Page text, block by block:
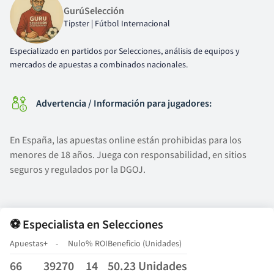
GurúSelección
Tipster | Fútbol Internacional
Especializado en partidos por Selecciones, análisis de equipos y
mercados de apuestas a combinados nacionales.
Advertencia / Información para jugadores:
En España, las apuestas online están prohibidas para los
menores de 18 años. Juega con responsabilidad, en sitios
seguros y regulados por la DGOJ.
⚽ Especialista en Selecciones
Apuestas
66
+
39
-
27
Nulo
0
% ROI
14
Beneficio (Unidades)
50.23 Unidades